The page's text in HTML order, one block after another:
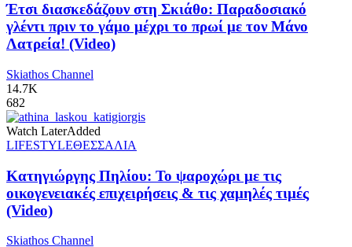
Έτσι διασκεδάζουν στη Σκιάθο: Παραδοσιακό
γλέντι πριν το γάμο μέχρι το πρωί με τον Μάνο
Λατρεία! (Video)
Skiathos Channel
14.7K
682
Watch LaterAdded
LIFESTYLEΘΕΣΣΑΛΙΑ
Κατηγιώργης Πηλίου: Το ψαροχώρι με τις
οικογενειακές επιχειρήσεις & τις χαμηλές τιμές
(Video)
Skiathos Channel